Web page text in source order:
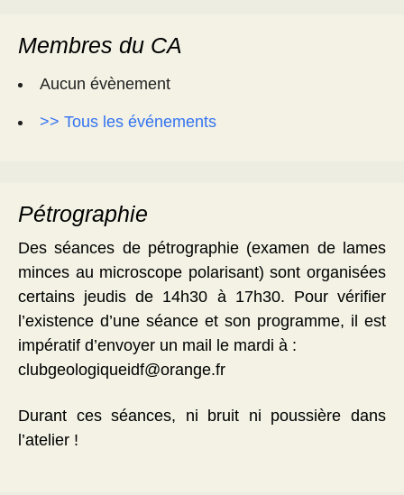
Membres du CA
Aucun évènement
>> Tous les événements
Pétrographie
Des séances de pétrographie (examen de lames
minces au microscope polarisant) sont organisées
certains jeudis de 14h30 à 17h30. Pour vérifier
l’existence d’une séance et son programme, il est
impératif d’envoyer un mail le mardi à :
clubgeologiqueidf@orange.fr
Durant ces séances, ni bruit ni poussière dans
l’atelier !